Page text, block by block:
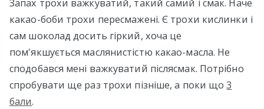
Запах трохи важкуватий, такий самий і смак. Наче
какао-боби трохи пересмажені. Є трохи кислинки і
сам шоколад досить гіркий, хоча це
пом'якшується маслянистістю какао-масла. Не
сподобався мені важкуватий післясмак. Потрібно
спробувати ще раз трохи пізніше, а поки що3
бали.